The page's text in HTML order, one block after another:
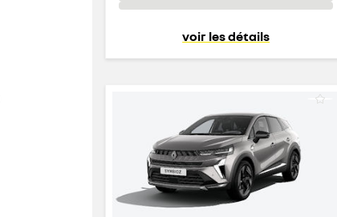
voir les détails